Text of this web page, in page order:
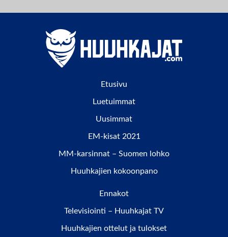
Etusivu
Luetuimmat
Uusimmat
EM-kisat 2021
MM-karsinnat – Suomen lohko
Huuhkajien kokoonpano
Ennakot
Televisiointi – Huuhkajat TV
Huuhkajien ottelut ja tulokset